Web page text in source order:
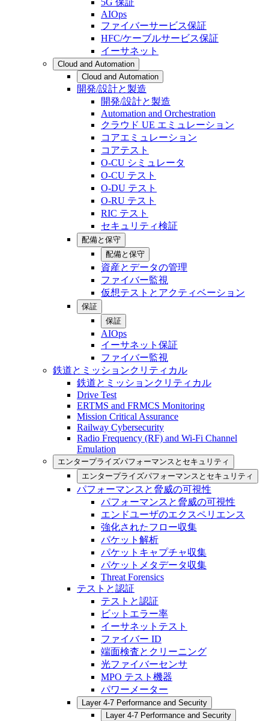
5G 保証
AIOps
ファイバーサービス保証
HFC/ケーブルサービス保証
イーサネット
Cloud and Automation
Cloud and Automation
開発/設計と製造
開発/設計と製造
Automation and Orchestration
クラウド UE エミュレーション
コアエミュレーション
コアテスト
O-CU シミュレータ
O-CU テスト
O-DU テスト
O-RU テスト
RIC テスト
セキュリティ検証
配備と保守
配備と保守
資産とデータの管理
ファイバー監視
仮想テストとアクティベーション
保証
保証
AIOps
イーサネット保証
ファイバー監視
鉄道とミッションクリティカル
鉄道とミッションクリティカル
Drive Test
ERTMS and FRMCS Monitoring
Mission Critical Assurance
Railway Cybersecurity
Radio Frequency (RF) and Wi-Fi Channel
Emulation
エンタープライズパフォーマンスとセキュリティ
エンタープライズパフォーマンスとセキュリティ
パフォーマンスと脅威の可視性
パフォーマンスと脅威の可視性
エンドユーザのエクスペリエンス
強化されたフロー収集
パケット解析
パケットキャプチャ収集
パケットメタデータ収集
Threat Forensics
テストと認証
テストと認証
ビットエラー率
イーサネットテスト
ファイバー ID
端面検査とクリーニング
光ファイバーセンサ
MPO テスト機器
パワーメーター
Layer 4-7 Performance and Security
Layer 4-7 Performance and Security